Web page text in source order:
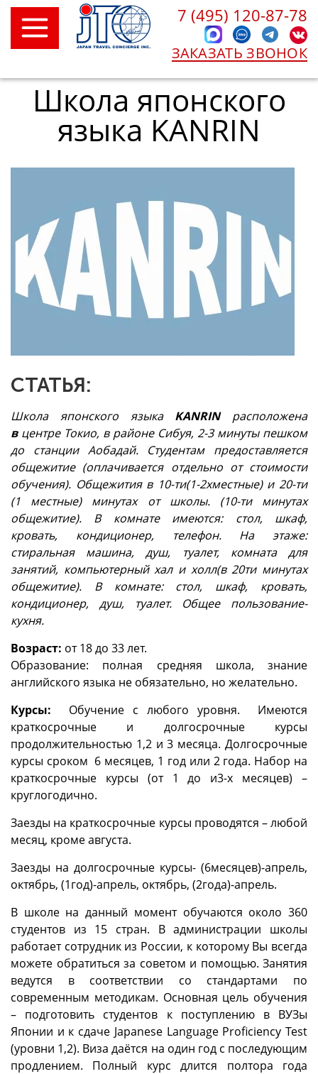
7 (495) 120-87-78
ЗАКАЗАТЬ ЗВОНОК
Школа японского
языка KANRIN
СТАТЬЯ:
Школа японского языкаKANRIN расположена
вцентре Токио, в районе Сибуя, 2-3 минуты пешком
до станции Аобадай. Студентам предоставляется
общежитие (оплачивается отдельно от стоимости
обучения). Общежития в 10-ти(1-2хместные) и 20-ти
(1 местные) минутах от школы. (10-ти минутах
общежитие). В комнате имеются: стол, шкаф,
кровать, кондиционер, телефон. На этаже:
стиральная машина, душ, туалет, комната для
занятий, компьютерный хал и холл(в 20ти минутах
общежитие). В комнате: стол, шкаф, кровать,
кондиционер, душ, туалет. Общее пользование-
кухня.
Возраст: от 18 до 33 лет.
Образование: полная средняя школа, знание
английского языка не обязательно, но желательно.
Курсы: Обучение с любого уровня. Имеются
краткосрочные и долгосрочные курсы
продолжительностью 1,2 и 3 месяца. Долгосрочные
курсы сроком 6 месяцев, 1 год или 2 года. Набор на
краткосрочные курсы (от 1 до и3-х месяцев) –
круглогодично.
Заезды на краткосрочные курсы проводятся – любой
месяц, кроме августа.
Заезды на долгосрочные курсы- (6месяцев)-апрель,
октябрь, (1год)-апрель, октябрь, (2года)-апрель.
В школе на данный момент обучаются около 360
студентов из 15 стран. В администрации школы
работает сотрудник из России, к которому Вы всегда
можете обратиться за советом и помощью. Занятия
ведутся в соответствии со стандартами по
современным методикам. Основная цель обучения
– подготовить студентов к поступлению в ВУЗы
Японии и к сдаче Japanese Language Proficiency Test
(уровни 1,2). Виза даётся на один год с последующим
продлением. Полный курс длится полтора года